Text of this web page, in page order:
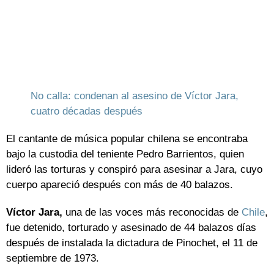
No calla: condenan al asesino de Víctor Jara,
cuatro décadas después
El cantante de música popular chilena se encontraba
bajo la custodia del teniente Pedro Barrientos, quien
lideró las torturas y conspiró para asesinar a Jara, cuyo
cuerpo apareció después con más de 40 balazos.
Víctor Jara, una de las voces más reconocidas de Chile,
fue detenido, torturado y asesinado de 44 balazos días
después de instalada la dictadura de Pinochet, el 11 de
septiembre de 1973.